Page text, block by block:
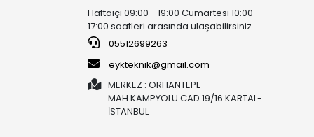
Haftaiçi 09:00 - 19:00 Cumartesi 10:00 -
17:00 saatleri arasında ulaşabilirsiniz.
05512699263
eykteknik@gmail.com
MERKEZ : ORHANTEPE
MAH.KAMPYOLU CAD.19/16 KARTAL-
İSTANBUL